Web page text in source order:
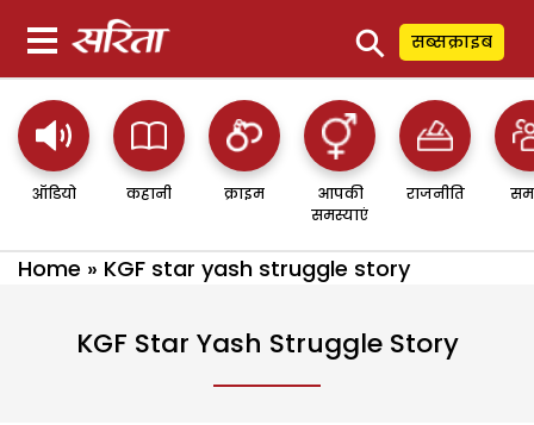
⚲ सब्सक्राइब
ऑडियो कहानी क्राइम
आपकी
समस्याएं
राजनीति
Home » KGF star yash struggle story
KGF Star Yash Struggle Story